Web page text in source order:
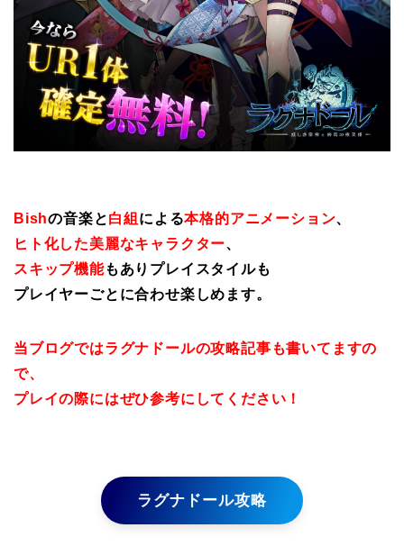
Bishの音楽と白組 による本格的アニメーション、
ヒト化した美麗なキャラクター、
スキップ機能もありプレイスタイルも
プレイヤーごとに合わせ楽しめます。
当ブログではラグナドールの攻略記事も書いてますの
で、
プレイの際にはぜひ参考にしてください！
ラグナドール攻略